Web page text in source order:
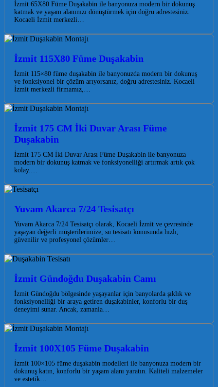
İzmit 65X80 Füme Duşakabin ile banyonuza modern bir dokunuş
katmak ve yaşam alanınızı dönüştürmek için doğru adrestesiniz.
Kocaeli İzmit merkezli…
İzmit 115X80 Füme Duşakabin
İzmit 115×80 füme duşakabin ile banyonuzda modern bir dokunuş
ve fonksiyonel bir çözüm arıyorsanız, doğru adrestesiniz. Kocaeli
İzmit merkezli firmamız,…
İzmit 175 CM İki Duvar Arası Füme
Duşakabin
İzmit 175 CM İki Duvar Arası Füme Duşakabin ile banyonuza
modern bir dokunuş katmak ve fonksiyonelliği artırmak artık çok
kolay.…
Yuvam Akarca 7/24 Tesisatçı
Yuvam Akarca 7/24 Tesisatçı olarak, Kocaeli İzmit ve çevresinde
yaşayan değerli müşterilerimize, su tesisatı konusunda hızlı,
güvenilir ve profesyonel çözümler…
İzmit Gündoğdu Duşakabin Camı
İzmit Gündoğdu bölgesinde yaşayanlar için banyolarda şıklık ve
fonksiyonelliği bir araya getiren duşakabinler, konforlu bir duş
deneyimi sunar. Ancak, zamanla…
İzmit 100X105 Füme Duşakabin
İzmit 100×105 füme duşakabin modelleri ile banyonuza modern bir
dokunuş katın, konforlu bir yaşam alanı yaratın. Kaliteli malzemeler
ve estetik…